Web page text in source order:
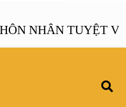
NHÂN TUYỆT VỜI